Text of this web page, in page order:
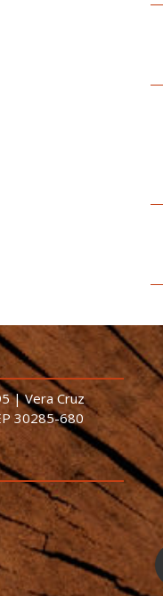
| Vera Cruz
30285-680